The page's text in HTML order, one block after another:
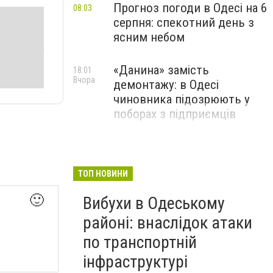
🙂
Прогноз погоди в Одесі на 6
серпня: спекотний день з
ясним небом
08:03
«Данина» замість
демонтажу: в Одесі
чиновника підозрюють у
поборах з підприємців
18:01
Вчора
ТОП НОВИНИ
Вибухи в Одеському
районі: внаслідок атаки
по транспортній
інфраструктурі